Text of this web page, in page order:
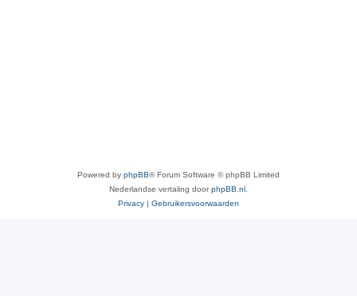
Powered by phpBB® Forum Software © phpBB Limited
Nederlandse vertaling doorphpBB.nl
Privacy | Gebruikersvoorwaarden